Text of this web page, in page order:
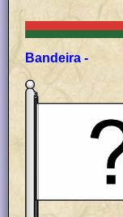
Bandeira -